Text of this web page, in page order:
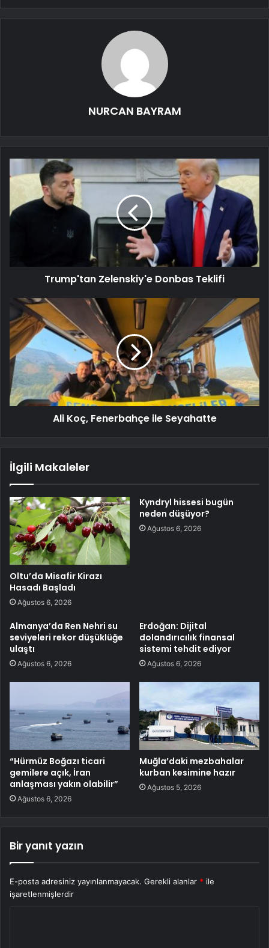
NURCAN BAYRAM
Trump'tan Zelenskiy'e Donbas Teklifi
Ali Koç, Fenerbahçe ile Seyahatte
İlgili Makaleler
Oltu’da Misafir Kirazı
Hasadı Başladı
Ağustos 6, 2026
Kyndryl hissesi bugün
neden düşüyor?
Ağustos 6, 2026
Almanya’da Ren Nehri su
seviyeleri rekor düşüklüğe
ulaştı
Ağustos 6, 2026
Erdoğan: Dijital
dolandırıcılık finansal
sistemi tehdit ediyor
Ağustos 6, 2026
“Hürmüz Boğazı ticari
gemilere açık, İran
anlaşması yakın olabilir”
Ağustos 6, 2026
Muğla’daki mezbahalar
kurban kesimine hazır
Ağustos 5, 2026
Bir yanıt yazın
E-posta adresiniz yayınlanmayacak. Gerekli alanlar * ile
işaretlenmişlerdir